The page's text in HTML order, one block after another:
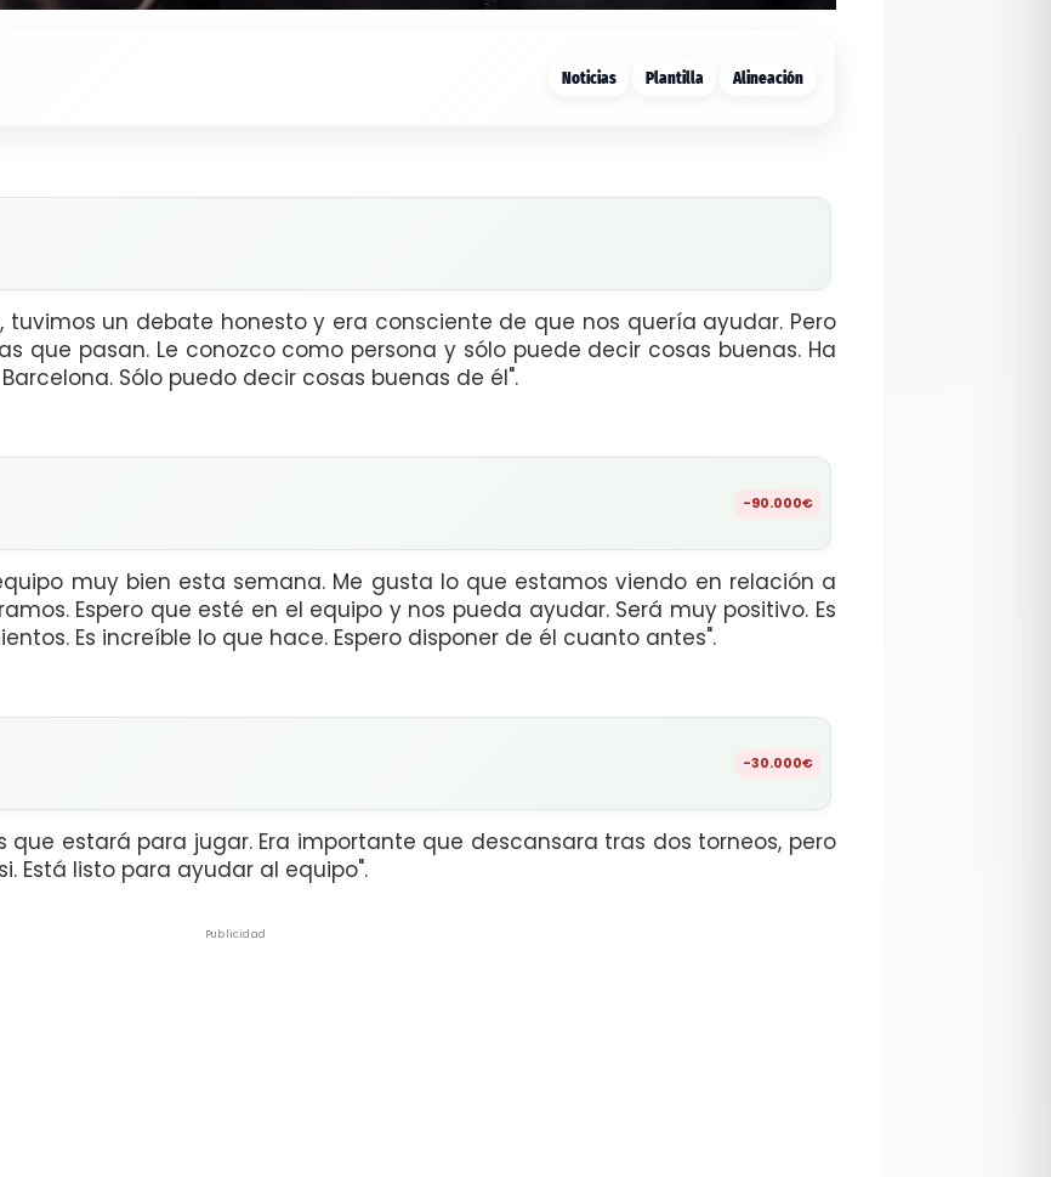
Noticias Plantilla Alineación
tuvimos un debate honesto y era consciente de que nos quería ayudar. Pero
que pasan. Le conozco como persona y sólo puede decir cosas buenas. Ha
Sólo puedo decir cosas buenas de él".
-90.000€
muy bien esta semana. Me gusta lo que estamos viendo en relación a
Espero que esté en el equipo y nos pueda ayudar. Será muy positivo. Es
Es increíble lo que hace. Espero disponer de él cuanto antes".
-30.000€
que estará para jugar. Era importante que descansara tras dos torneos, pero
Está listo para ayudar al equipo".
Publicidad